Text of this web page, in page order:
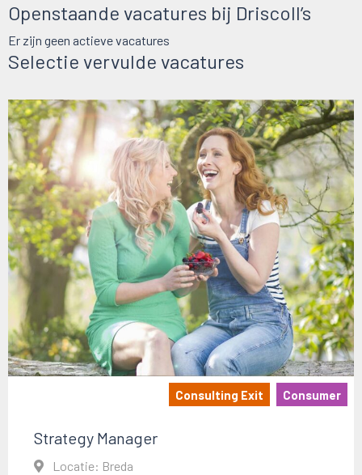
Selectie vervulde vacatures
Consulting Exit Consumer
Strategy Manager
Locatie: Breda
Openstaande vacatures bij Driscoll’s
Er zijn geen actieve vacatures